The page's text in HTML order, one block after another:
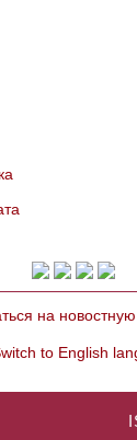
на
to English